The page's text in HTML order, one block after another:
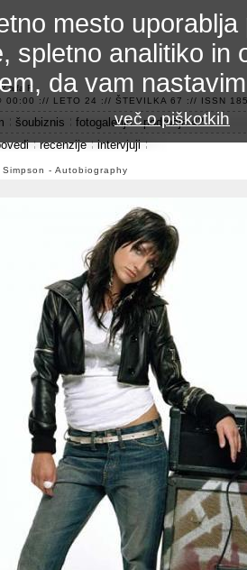
alfa R
00:00 :// LETO 24 :// ŠTEVILKA 67 :// ISSN
šoubiznis fotogalerije
področje 42
recenzije intervjuji
- Autobiography
mesto
spletno analitiko in
da vam
več o piškotkih